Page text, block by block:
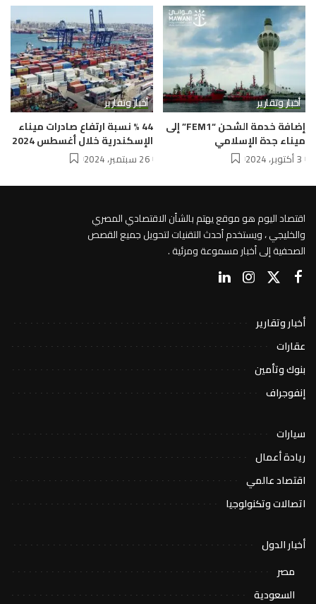
أخبار وتقارير
إضافة خدمة الشحن “FEM1” إلى
ميناء جدة الإسلامي
3 أكتوبر، 2024
أخبار وتقارير
44 % نسبة ارتفاع صادرات ميناء
الإسكندرية خلال أغسطس 2024
26 سبتمبر، 2024
اقتصاد اليوم هو موقع يهتم بالشأن الاقتصادي المصري
والخليجي ، ويستخدم أحدث التقنيات لتحويل جميع القصص
الصحفية إلى أخبار مسموعة ومرئية .
أخبار وتقارير
عقارات
بنوك وتأمين
إنفوجراف
سيارات
ريادة أعمال
اقتصاد عالمي
اتصالات وتكنولوجيا
أخبار الدول
مصر
السعودية